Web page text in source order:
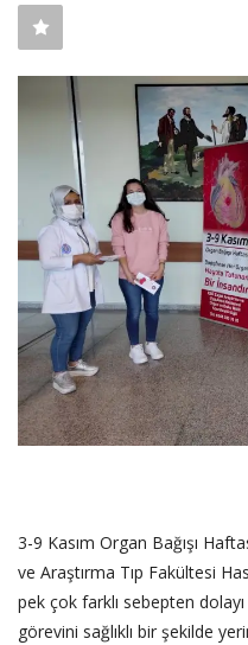
FİRMA HABER
OTURUM AÇ
KAYIT
3-9 Kasım Organ Bağışı
ve Araştırma Tıp Fakültesi
pek çok farklı sebepten
görevini sağlıklı bir şekilde